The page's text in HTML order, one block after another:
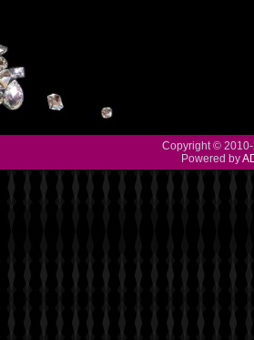
Copyright ©
Powered by